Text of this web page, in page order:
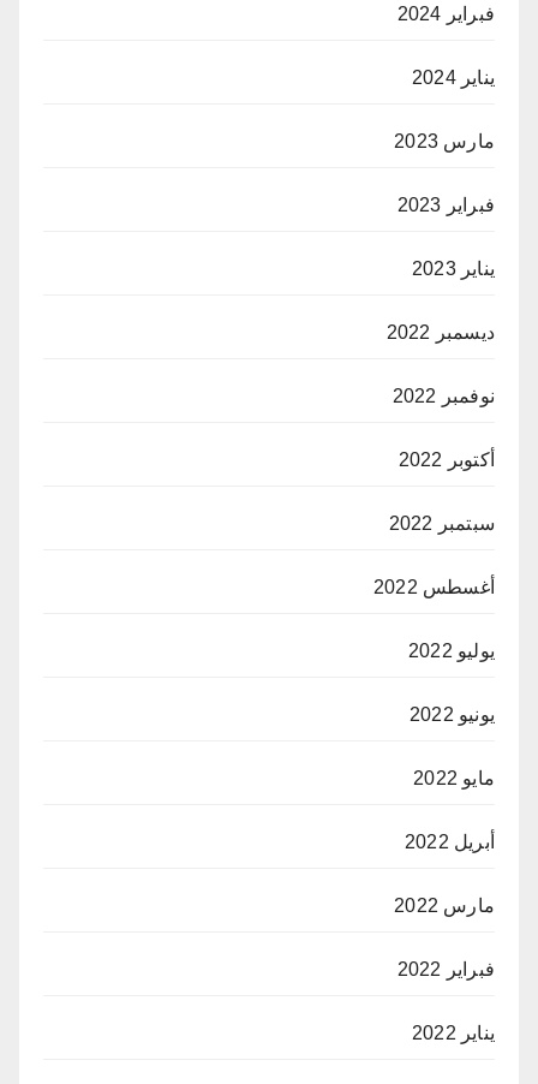
فبراير 2024
يناير 2024
مارس 2023
فبراير 2023
يناير 2023
ديسمبر 2022
نوفمبر 2022
أكتوبر 2022
سبتمبر 2022
أغسطس 2022
يوليو 2022
يونيو 2022
مايو 2022
أبريل 2022
مارس 2022
فبراير 2022
يناير 2022